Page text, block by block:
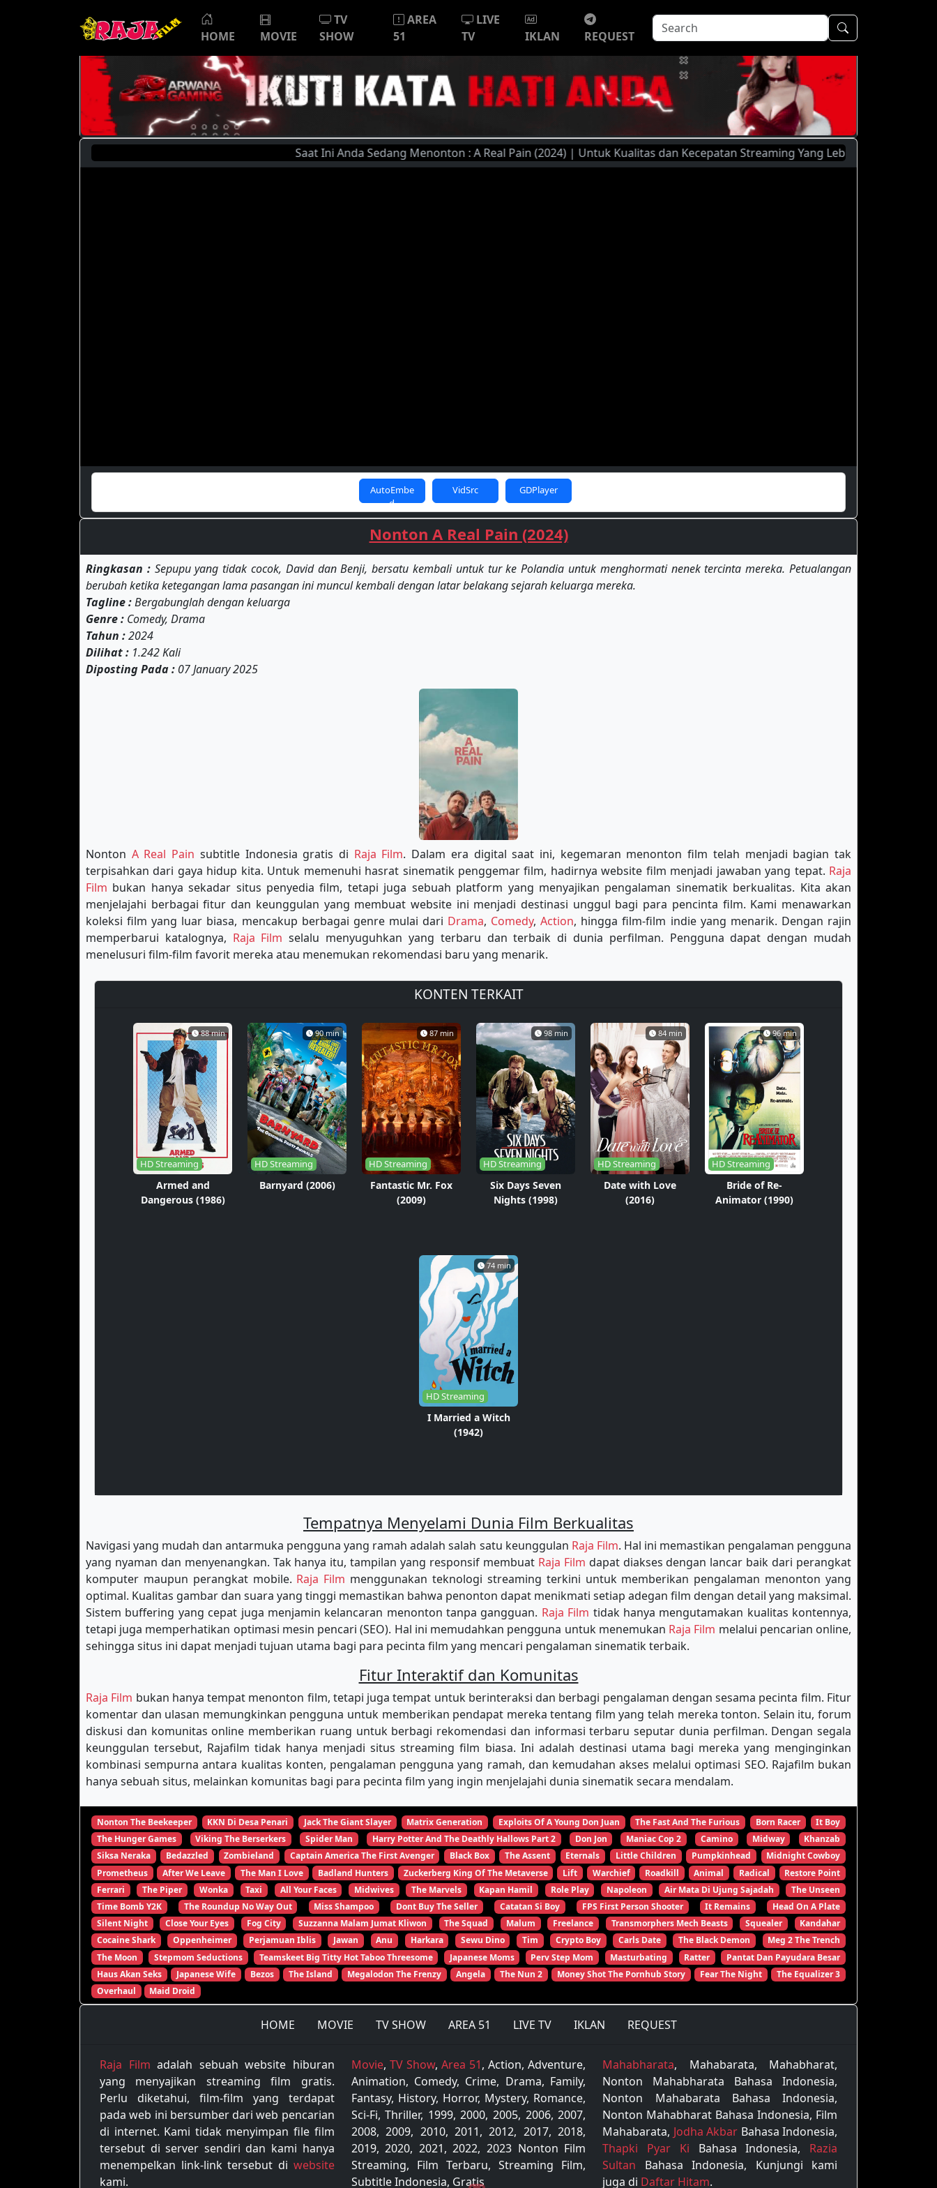
HOME MOVIE
TV
SHOW
AREA
51
LIVE
TV
IKLAN REQUEST
Saat Ini Anda Sedang Menonton : A Real Pain (2024) | Untuk Kualitas dan Kecepatan Streaming Yang Lebih Baik, Silahkan
AutoEmbe
d
VidSrc GDPlayer
Nonton A Real Pain (2024)
Ringkasan :Sepupu yang tidak cocok, David dan Benji, bersatu kembali untuk tur ke Polandia untuk menghormati nenek tercinta mereka. Petualangan
berubah ketika ketegangan lama pasangan ini muncul kembali dengan latar belakang sejarah keluarga mereka.
Tagline :Bergabunglah dengan keluarga
Genre : Comedy, Drama
Tahun :2024
Dilihat : 1.242 Kali
Diposting Pada : 07 January 2025
Nonton A Real Pain subtitle Indonesia gratis di Raja Film. Dalam era digital saat ini, kegemaran menonton film telah menjadi bagian tak
terpisahkan dari gaya hidup kita. Untuk memenuhi hasrat sinematik penggemar film, hadirnya website film menjadi jawaban yang tepat. Raja
Film bukan hanya sekadar situs penyedia film, tetapi juga sebuah platform yang menyajikan pengalaman sinematik berkualitas. Kita akan
menjelajahi berbagai fitur dan keunggulan yang membuat website ini menjadi destinasi unggul bagi para pencinta film. Kami menawarkan
koleksi film yang luar biasa, mencakup berbagai genre mulai dari Drama, Comedy,Action, hingga film-film indie yang menarik. Dengan rajin
memperbarui katalognya, Raja Film selalu menyuguhkan yang terbaru dan terbaik di dunia perfilman. Pengguna dapat dengan mudah
menelusuri film-film favorit mereka atau menemukan rekomendasi baru yang menarik.
KONTEN TERKAIT
88 min
HD Streaming
Armed and
Dangerous (1986)
90 min
HD Streaming
Barnyard (2006)
87 min
HD Streaming
Fantastic Mr. Fox
(2009)
98 min
HD Streaming
Six Days Seven
Nights (1998)
84 min
HD Streaming
Date with Love
(2016)
96 min
HD Streaming
Bride of Re-
Animator (1990)
74 min
HD Streaming
I Married a Witch
(1942)
Tempatnya Menyelami Dunia Film Berkualitas
Navigasi yang mudah dan antarmuka pengguna yang ramah adalah salah satu keunggulan Raja Film. Hal ini memastikan pengalaman pengguna
yang nyaman dan menyenangkan. Tak hanya itu, tampilan yang responsif membuat Raja Film dapat diakses dengan lancar baik dari perangkat
komputer maupun perangkat mobile. Raja Film menggunakan teknologi streaming terkini untuk memberikan pengalaman menonton yang
optimal. Kualitas gambar dan suara yang tinggi memastikan bahwa penonton dapat menikmati setiap adegan film dengan detail yang maksimal.
Sistem buffering yang cepat juga menjamin kelancaran menonton tanpa gangguan. Raja Film tidak hanya mengutamakan kualitas kontennya,
tetapi juga memperhatikan optimasi mesin pencari (SEO). Hal ini memudahkan pengguna untuk menemukan Raja Film melalui pencarian online,
sehingga situs ini dapat menjadi tujuan utama bagi para pecinta film yang mencari pengalaman sinematik terbaik.
Fitur Interaktif dan Komunitas
Raja Film bukan hanya tempat menonton film, tetapi juga tempat untuk berinteraksi dan berbagi pengalaman dengan sesama pecinta film. Fitur
komentar dan ulasan memungkinkan pengguna untuk memberikan pendapat mereka tentang film yang telah mereka tonton. Selain itu, forum
diskusi dan komunitas online memberikan ruang untuk berbagi rekomendasi dan informasi terbaru seputar dunia perfilman. Dengan segala
keunggulan tersebut, Rajafilm tidak hanya menjadi situs streaming film biasa. Ini adalah destinasi utama bagi mereka yang menginginkan
kombinasi sempurna antara kualitas konten, pengalaman pengguna yang ramah, dan kemudahan akses melalui optimasi SEO. Rajafilm bukan
hanya sebuah situs, melainkan komunitas bagi para pecinta film yang ingin menjelajahi dunia sinematik secara mendalam.
Nonton The Beekeeper KKN Di Desa Penari Jack The Giant Slayer Matrix Generation Exploits Of A Young Don Juan The Fast And The Furious Born Racer
It Boy
The Hunger Games
Viking The Berserkers Spider Man Harry Potter And The Deathly Hallows Part 2 Don Jon Maniac Cop 2 Camino Midway
Khanzab
Siksa Neraka
Bedazzled Zombieland Captain America The First Avenger Black Box The Assent Eternals Little Children Pumpkinhead
Midnight Cowboy
Prometheus
After We Leave The Man I Love Badland Hunters Zuckerberg King Of The Metaverse Lift Warchief Roadkill Animal Radical
Restore Point
Ferrari
The Piper Wonka Taxi All Your Faces Midwives The Marvels Kapan Hamil Role Play Napoleon Air Mata Di Ujung Sajadah
The Unseen
Time Bomb Y2K
The Roundup No Way Out Miss Shampoo Dont Buy The Seller Catatan Si Boy FPS First Person Shooter It Remains
Head On A Plate
Silent Night
Close Your Eyes Fog City Suzzanna Malam Jumat Kliwon The Squad Malum Freelance Transmorphers Mech Beasts Squealer
Kandahar
Cocaine Shark
Oppenheimer Perjamuan Iblis Jawan Anu Harkara Sewu Dino Tim Crypto Boy Carls Date The Black Demon
Meg 2 The Trench
The Moon
Stepmom Seductions Teamskeet Big Titty Hot Taboo Threesome Japanese Moms Perv Step Mom Masturbating Ratter
Pantat Dan Payudara Besar
Haus Akan Seks
Japanese Wife Bezos The Island Megalodon The Frenzy Angela The Nun 2 Money Shot The Pornhub Story Fear The Night
The Equalizer 3
Overhaul
Maid Droid
HOME MOVIE TV SHOW AREA 51 LIVE TV IKLAN REQUEST
Raja Film adalah sebuah website hiburan
yang menyajikan streaming film gratis.
Perlu diketahui, film-film yang terdapat
pada web ini bersumber dari web pencarian
di internet. Kami tidak menyimpan file film
tersebut di server sendiri dan kami hanya
menempelkan link-link tersebut di website
kami.
Movie, TV Show, Area 51, Action, Adventure,
Animation, Comedy, Crime, Drama, Family,
Fantasy, History, Horror, Mystery, Romance,
Sci-Fi, Thriller, 1999, 2000, 2005, 2006, 2007,
2008, 2009, 2010, 2011, 2012, 2017, 2018,
2019, 2020, 2021, 2022, 2023 Nonton Film
Streaming, Film Terbaru, Streaming Film,
Subtitle Indonesia, Gratis
Mahabharata, Mahabarata, Mahabharat,
Nonton Mahabharata Bahasa Indonesia,
Nonton Mahabarata Bahasa Indonesia,
Nonton Mahabharat Bahasa Indonesia, Film
Mahabarata, Jodha Akbar Bahasa Indonesia,
Thapki Pyar Ki Bahasa Indonesia, Razia
Sultan Bahasa Indonesia, Kunjungi kami
juga di Daftar Hitam.